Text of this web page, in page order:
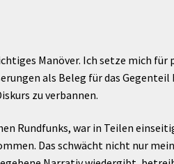
Manöver. Ich setze mich
als Beleg für das
zu verbannen.
Rundfunks, war in Teilen
Das schwächt nicht nur